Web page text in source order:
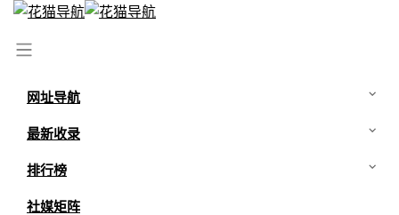
网址导航
最新收录
排行榜
社媒矩阵